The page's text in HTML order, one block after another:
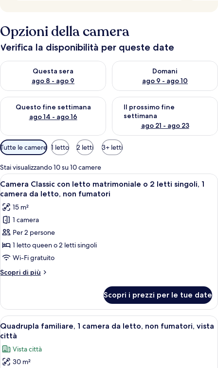
Opzioni della camera
Verifica la disponibilità per queste date
Questa sera
ago 8 - ago 9
Verifica la disponibilità per questa sera, ago 8 - ago 9
Domani
ago 9 - ago 10
Verifica la disponibilità per
Questo fine settimana
ago 14 - ago 16
Verifica la disponibilità per questo fine settimana, ago 14 -
Il prossimo fine
settimana
ago 21 - ago 23
Verifica la disponibilità per il
Filtri
disponibili
per
le
camere
Tutte le camere 1 letto 2 letti 3+ letti
Stai visualizzando 10 su 10 camere
Apri
tutte
le
foto
per
Camera
Classic
con
letto
matrimoniale
2
letti
singoli,
1
camera
da
Una camera d'albergo con un letto,
23
Camera Classic con letto matrimoniale o 2 letti singoli, 1
camera da letto, non fumatori
15 m²
1 camera
Per 2 persone
1 letto queen o 2 letti singoli
Wi-Fi gratuito
Scopri di più
Altri
Classic
con
letto
matrimoniale
2
letti
Scopri i prezzi per le tue date
Apri
tutte
le
foto
per
Camera d'albergo con due letti, una
25
Quadrupla familiare, 1 camera da letto, non fumatori, vista
città
Vista città
30 m²